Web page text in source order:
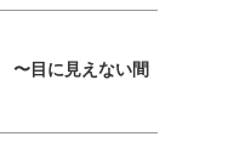
目に見えない間